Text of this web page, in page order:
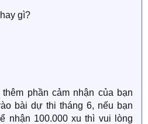
gì?
phần cảm nhận của bạn
bài dự thi tháng 6, nếu bạn
nhận 100.000 xu thì vui lòng